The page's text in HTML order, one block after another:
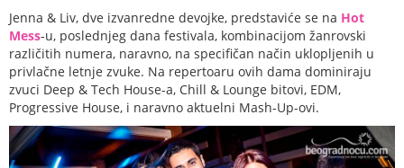
Jenna & Liv, dve izvanredne devojke, predstaviće se na Hot
Mess-u, poslednjeg dana festivala, kombinacijom žanrovski
različitih numera, naravno, na specifičan način uklopljenih u
privlačne letnje zvuke. Na repertoaru ovih dama dominiraju
zvuci Deep & Tech House-a, Chill & Lounge bitovi, EDM,
Progressive House, i naravno aktuelni Mash-Up-ovi.